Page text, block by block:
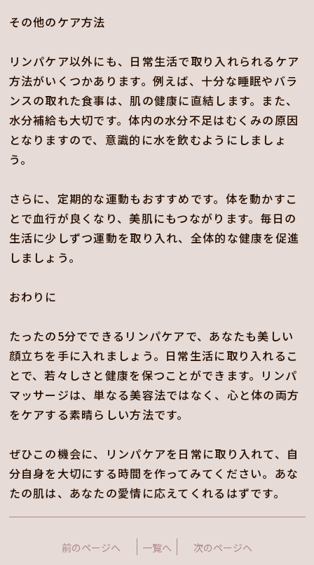
その他のケア方法
リンパケア以外にも、日常生活で取り入れられるケア
方法がいくつかあります。例えば、十分な睡眠やバラ
ンスの取れた食事は、肌の健康に直結します。また、
水分補給も大切です。体内の水分不足はむくみの原因
となりますので、意識的に水を飲むようにしましょ
う。
さらに、定期的な運動もおすすめです。体を動かすこ
とで血行が良くなり、美肌にもつながります。毎日の
生活に少しずつ運動を取り入れ、全体的な健康を促進
しましょう。
おわりに
たったの5分でできるリンパケアで、あなたも美しい
顔立ちを手に入れましょう。日常生活に取り入れるこ
とで、若々しさと健康を保つことができます。リンパ
マッサージは、単なる美容法ではなく、心と体の両方
をケアする素晴らしい方法です。
ぜひこの機会に、リンパケアを日常に取り入れて、自
分自身を大切にする時間を作ってみてください。あな
たの肌は、あなたの愛情に応えてくれるはずです。
前のページへ 一覧へ 次のページへ